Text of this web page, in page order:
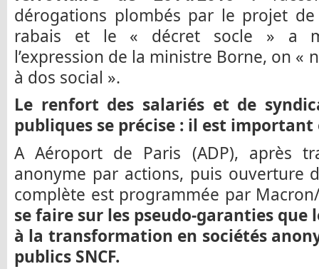
dérogations plombés par le projet
rabais et le « décret socle » a
l’expression de la ministre Borne, on «
à dos social ».
Le renfort des salariés et de
publiques se précise : il est
A Aéroport de Paris (ADP), après
anonyme par actions, puis ouverture
complète est programmée par
se faire sur les pseudo-garanties
à la transformation en sociétés
publics SNCF.